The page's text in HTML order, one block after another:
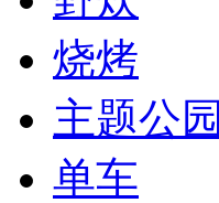
烧烤
主题公园
单车